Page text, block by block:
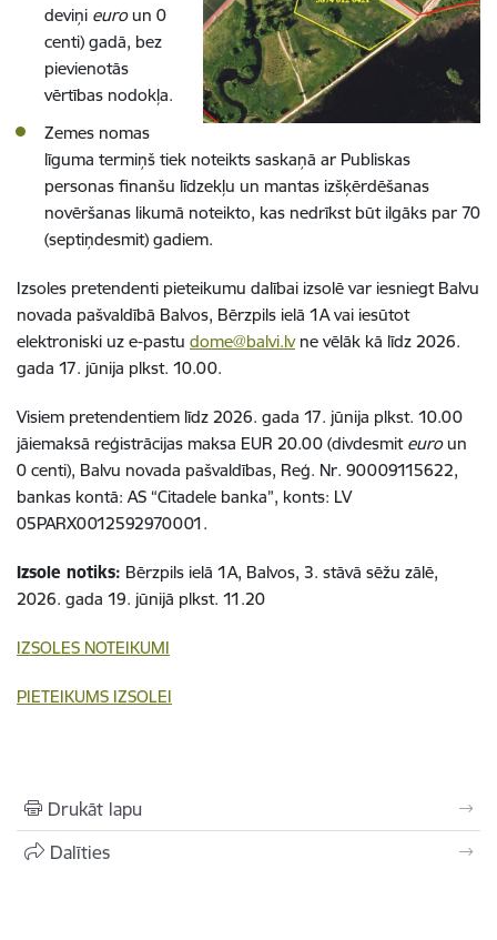
deviņi euroun 0
centi) gadā, bez
pievienotās
vērtības nodokļa.
Zemes nomas
līguma termiņš tiek noteikts saskaņā ar Publiskas
personas finanšu līdzekļu un mantas izšķērdēšanas
novēršanas likumā noteikto, kas nedrīkst būt ilgāks par 70
(septiņdesmit) gadiem.
Izsoles pretendenti pieteikumu dalībai izsolē var iesniegt Balvu
novada pašvaldībā Balvos, Bērzpils ielā 1A vai iesūtot
elektroniski uz e-pastu dome@balvi.lvne vēlāk kā līdz 2026.
gada 17. jūnija plkst. 10.00.
Visiem pretendentiem līdz 2026. gada 17. jūnija plkst. 10.00
jāiemaksā reģistrācijas maksa EUR 20.00 (divdesmit euro un
0 centi), Balvu novada pašvaldības, Reģ. Nr. 90009115622,
bankas kontā: AS “Citadele banka”, konts: LV
05PARX0012592970001.
Izsole notiks: Bērzpils ielā 1A, Balvos, 3. stāvā sēžu zālē,
2026. gada 19. jūnijā plkst. 11.20
IZSOLES NOTEIKUMI
PIETEIKUMS IZSOLEI
Drukāt lapu
Dalīties